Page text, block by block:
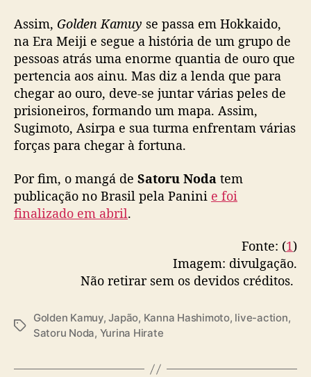
a
m
e
m
n
e
g
o
a
ç
r
a
s
Assim, Golden Kamuy se passa em Hokkaido,
na Era Meiji e segue a história de um grupo de
pessoas atrás uma enorme quantia de ouro que
pertencia aos ainu. Mas diz a lenda que para
chegar ao ouro, deve-se juntar várias peles de
prisioneiros, formando um mapa. Assim,
Sugimoto, Asirpa e sua turma enfrentam várias
forças para chegar à fortuna.
Por fim, o mangá de Satoru Noda tem
publicação no Brasil pela Panini e foi
finalizado em abril.
Fonte: (1)
Imagem: divulgação.
Não retirar sem os devidos créditos.
T
s
Golden Kamuy,Japão, Kanna Hashimoto, live-action,
Satoru Noda, Yurina Hirate